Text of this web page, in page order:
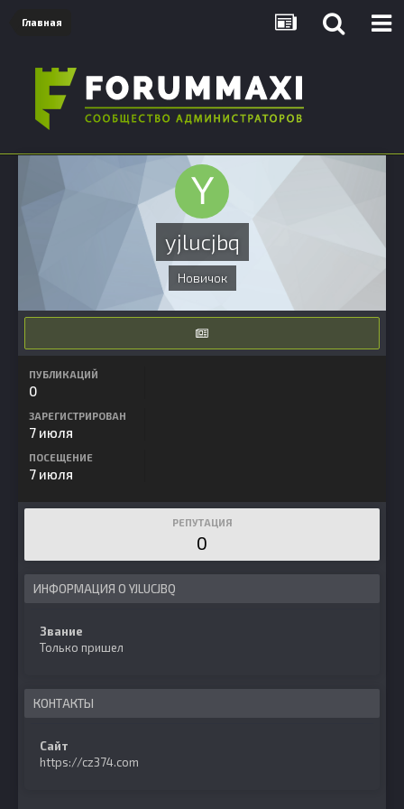
Главная
yjlucjbq
Новичок
ПУБЛИКАЦИЙ
0
ЗАРЕГИСТРИРОВАН
7 июля
ПОСЕЩЕНИЕ
7 июля
РЕПУТАЦИЯ
0
ИНФОРМАЦИЯ О YJLUCJBQ
Звание
Только пришел
КОНТАКТЫ
Сайт
https://cz374.com